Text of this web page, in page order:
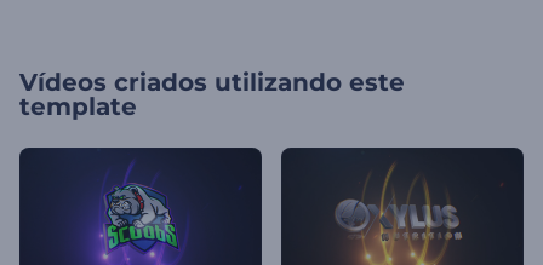
Vídeos criados utilizando este
template